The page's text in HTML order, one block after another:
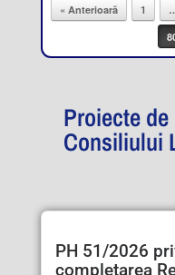
Post navigation
« Anterioară 1
Proiecte
Consiliului
PH 51/2026
completarea